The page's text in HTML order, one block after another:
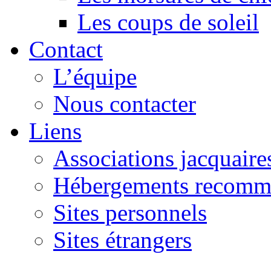
Les coups de soleil
Contact
L’équipe
Nous contacter
Liens
Associations
Hébergements
Sites personnels
Sites étrangers